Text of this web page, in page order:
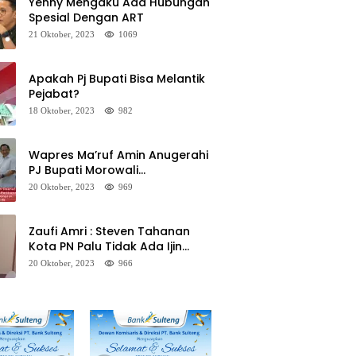
Spesial Dengan ART
21 Oktober, 2023 1069
Apakah Pj Bupati Bisa Melantik
Pejabat?
18 Oktober, 2023 982
Wapres Ma’ruf Amin Anugerahi
PJ Bupati Morowali
Penghargaan Paritrana Award
20 Oktober, 2023 969
Zaufi Amri : Steven Tahanan
Kota PN Palu Tidak Ada Ijin
Keluar Kota
20 Oktober, 2023 966